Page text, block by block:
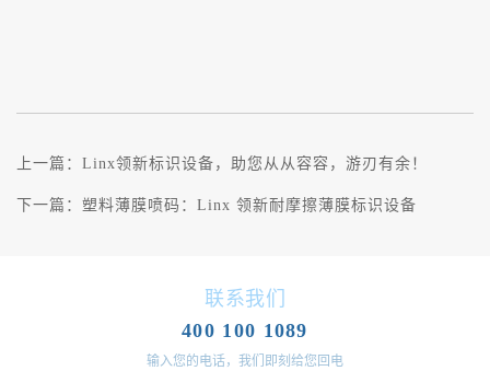
上一篇： Linx领新标识设备，助您从从容容，游刃有余！
下一篇： 塑料薄膜喷码：Linx 领新耐摩擦薄膜标识设备
联系我们
400 100 1089
输入您的电话，我们即刻给您回电